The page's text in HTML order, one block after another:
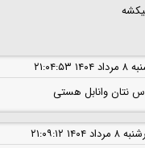
۲۱:۰۴:۵۳
نتان وانابل هستی
۱۴۰۴ ۲۱:۰۹:۱۲